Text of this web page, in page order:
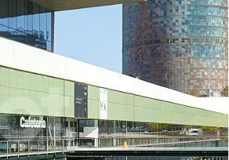
He leído y acepto la Política de privacidad